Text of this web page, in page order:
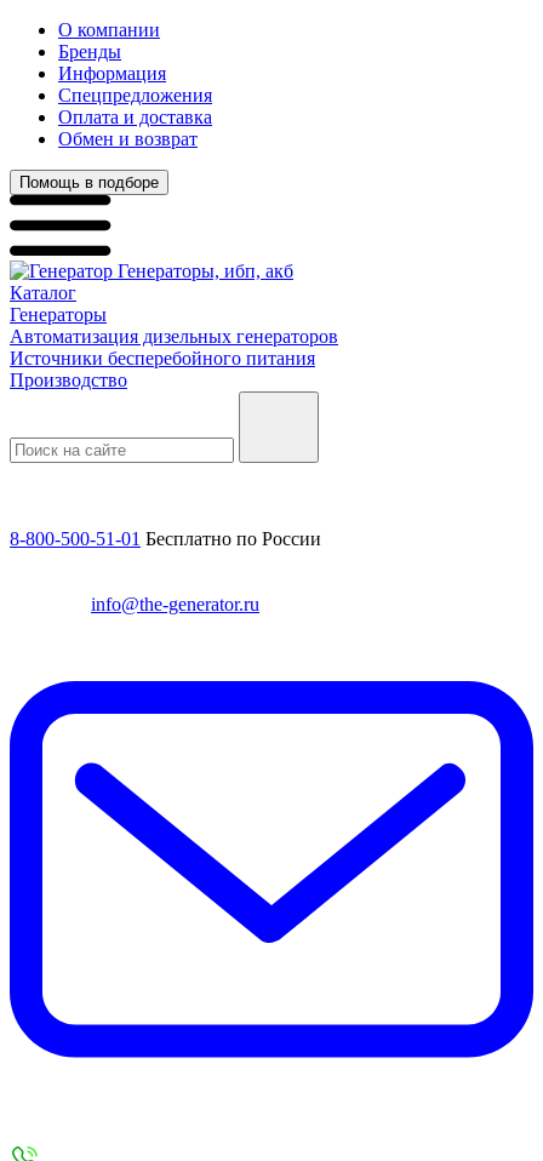
О компании
Бренды
Информация
Спецпредложения
Оплата и доставка
Обмен и возврат
Помощь в подборе
Генераторы, ибп, акб
Каталог
Генераторы
Автоматизация дизельных генераторов
Источники бесперебойного питания
Производство
8-800-500-51-01 Бесплатно по России
info@the-generator.ru